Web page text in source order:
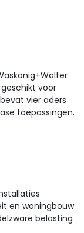
voor
vier aders
toepassingen.
en woningbouw
belasting